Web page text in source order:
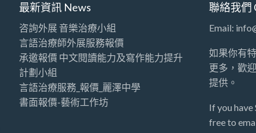
最新資訊 News
咨詢外展 音樂治療小組
言語治療師外展服務報價
承邀報價 中文閱讀能力及寫作能力提升
計劃小組
言語治療服務_報價_麗澤中學
書面報價-藝術工作坊
聯絡我們
Email:
如果你有
更多，歡
提供。
If you have
free to